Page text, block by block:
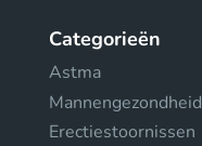
Categorieën
Astma
Mannengezondheid
Erectiestoornissen